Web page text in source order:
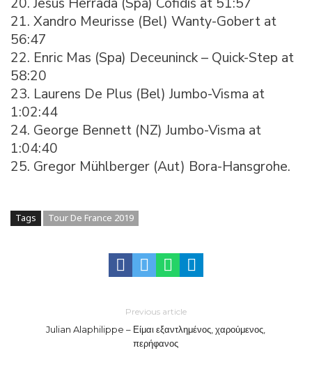
21. Xandro Meurisse (Bel) Wanty-Gobert at
56:47
22. Enric Mas (Spa) Deceuninck – Quick-Step at
58:20
23. Laurens De Plus (Bel) Jumbo-Visma at
1:02:44
24. George Bennett (NZ) Jumbo-Visma at
1:04:40
25. Gregor Mühlberger (Aut) Bora-Hansgrohe.
Tags Tour De France 2019
Previous article
Julian Alaphilippe – Είμαι εξαντλημένος, χαρούμενος,
περήφανος